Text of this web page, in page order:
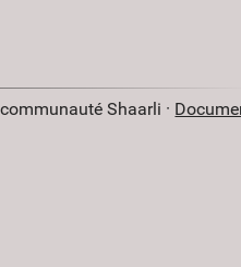
Shaarli ·